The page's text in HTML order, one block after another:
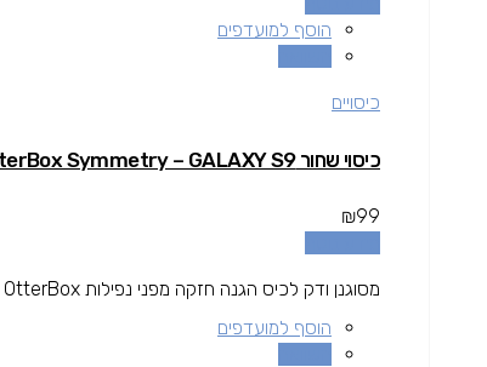
הוסף למועדפים
כיסויים
כיסוי שחור OtterBox Symmetry – GALAXY S9
₪99
מסוגנן ודק לכיס הגנה חזקה מפני נפילות OtterBox הינה חברה בין המובילות בתחום המגן עולה מעל גובה המסך להגנה מרבית.
הוסף למועדפים